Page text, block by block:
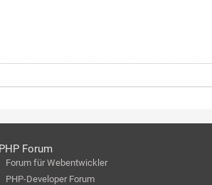
Forum
Forum für Webentwickler
PHP-Developer Forum